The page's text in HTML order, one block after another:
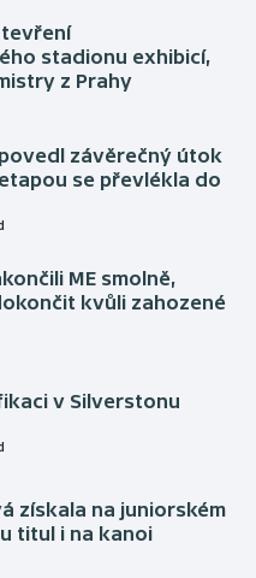
stadionu exhibicí,
z Prahy
závěrečný útok
se převlékla do
ME smolně,
kvůli zahozené
v Silverstonu
získala na juniorském
titul i na kanoi